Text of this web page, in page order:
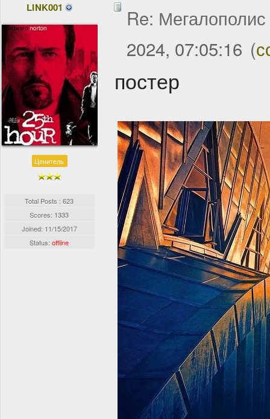
LINK001
Ценитель
Total Posts : 623
Scores: 1333
Joined: 11/15/2017
Status:offline
Re:
2024, 07:05:16 (
постер